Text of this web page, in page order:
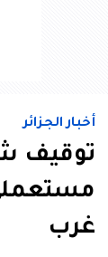
أخبار الجزائر
توقيف
غرب